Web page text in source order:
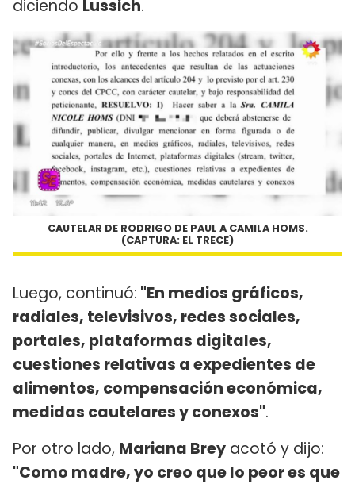
diciendo Lussich.
CAUTELAR DE RODRIGO DE PAUL A CAMILA HOMS.
(CAPTURA: EL TRECE)
Luego, continuó: "En medios gráficos,
radiales, televisivos, redes sociales,
portales, plataformas digitales,
cuestiones relativas a expedientes de
alimentos, compensación económica,
medidas cautelares y conexos".
Por otro lado, Mariana Brey acotó y dijo:
"Como madre, yo creo que lo peor es que